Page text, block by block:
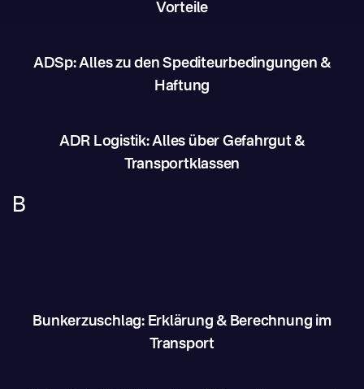
Vorteile
ADSp: Alles zu den Spediteurbedingungen &
Haftung
ADR Logistik: Alles über Gefahrgut &
Transportklassen
B
Bunkerzuschlag: Erklärung & Berechnung im
Transport